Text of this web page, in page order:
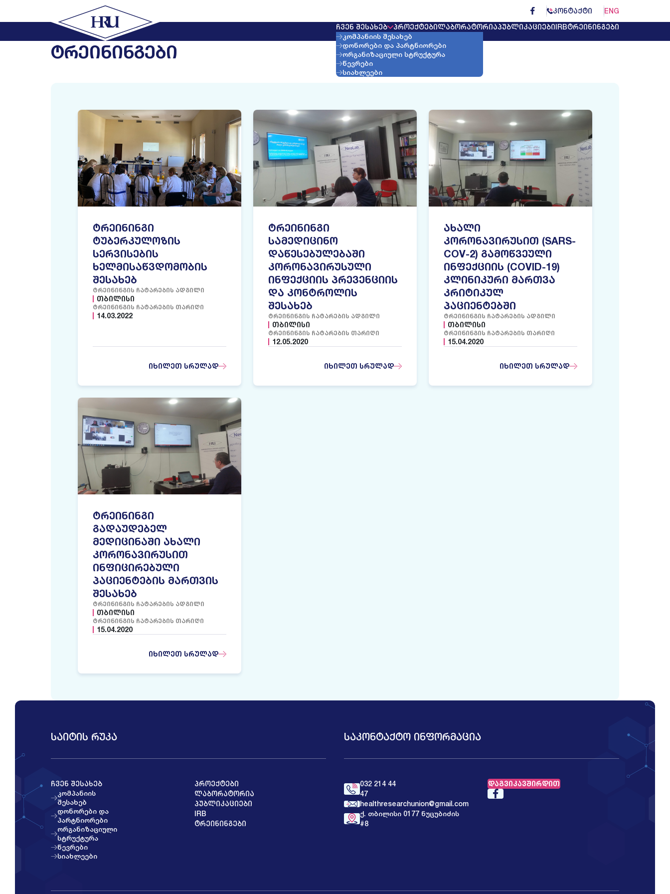
ᲙᲝᲜᲢᲐᲥᲢᲘ
ENG
ᲩᲕᲔᲜ ᲨᲔᲡᲐᲮᲔᲑ
კომპანიის შესახებ
დონორები და პარტნიორები
ორგანიზაციული სტრუქტურა
წევრები
სიახლეები
ᲞᲠᲝᲔᲥᲢᲔᲑᲘᲚᲐᲑᲝᲠᲐᲢᲝᲠᲘᲐᲞᲣᲑᲚᲘᲙᲐᲪᲘᲔᲑᲘIRBᲢᲠᲔᲘᲜᲘᲜᲒᲔᲑᲘ
ᲢᲠᲔᲘᲜᲘᲜᲒᲔᲑᲘ
ᲢᲠᲔᲘᲜᲘᲜᲒᲘ
ᲢᲣᲑᲔᲠᲙᲣᲚᲝᲖᲘᲡ
ᲡᲔᲠᲕᲘᲡᲔᲑᲘᲡ
ᲮᲔᲚᲛᲘᲡᲐᲬᲕᲓᲝᲛᲝᲑᲘᲡ
ᲨᲔᲡᲐᲮᲔᲑ
ᲢᲠᲔᲘᲜᲘᲜᲒᲘᲡ ᲩᲐᲢᲐᲠᲔᲑᲘᲡ ᲐᲓᲒᲘᲚᲘ
ᲗᲑᲘᲚᲘᲡᲘ
ᲢᲠᲔᲘᲜᲘᲜᲒᲘᲡ ᲩᲐᲢᲐᲠᲔᲑᲘᲡ ᲗᲐᲠᲘᲦᲘ
14.03.2022
ᲘᲮᲘᲚᲔᲗ ᲡᲠᲣᲚᲐᲓ
ᲢᲠᲔᲘᲜᲘᲜᲒᲘ
ᲡᲐᲛᲔᲓᲘᲪᲘᲜᲝ
ᲓᲐᲬᲔᲡᲔᲑᲣᲚᲔᲑᲐᲨᲘ
ᲙᲝᲠᲝᲜᲐᲕᲘᲠᲣᲡᲣᲚᲘ
ᲘᲜᲤᲔᲥᲪᲘᲘᲡ ᲞᲠᲔᲕᲔᲜᲪᲘᲘᲡ
ᲓᲐ ᲙᲝᲜᲢᲠᲝᲚᲘᲡ
ᲨᲔᲡᲐᲮᲔᲑ
ᲢᲠᲔᲘᲜᲘᲜᲒᲘᲡ ᲩᲐᲢᲐᲠᲔᲑᲘᲡ ᲐᲓᲒᲘᲚᲘ
ᲗᲑᲘᲚᲘᲡᲘ
ᲢᲠᲔᲘᲜᲘᲜᲒᲘᲡ ᲩᲐᲢᲐᲠᲔᲑᲘᲡ ᲗᲐᲠᲘᲦᲘ
12.05.2020
ᲘᲮᲘᲚᲔᲗ ᲡᲠᲣᲚᲐᲓ
ᲐᲮᲐᲚᲘ
ᲙᲝᲠᲝᲜᲐᲕᲘᲠᲣᲡᲘᲗ (SARS-
COV-2) ᲒᲐᲛᲝᲬᲕᲔᲣᲚᲘ
ᲘᲜᲤᲔᲥᲪᲘᲘᲡ (COVID-19)
ᲙᲚᲘᲜᲘᲙᲣᲠᲘ ᲛᲐᲠᲗᲕᲐ
ᲙᲠᲘᲢᲘᲙᲣᲚ
ᲞᲐᲪᲘᲔᲜᲢᲔᲑᲨᲘ
ᲢᲠᲔᲘᲜᲘᲜᲒᲘᲡ ᲩᲐᲢᲐᲠᲔᲑᲘᲡ ᲐᲓᲒᲘᲚᲘ
ᲗᲑᲘᲚᲘᲡᲘ
ᲢᲠᲔᲘᲜᲘᲜᲒᲘᲡ ᲩᲐᲢᲐᲠᲔᲑᲘᲡ ᲗᲐᲠᲘᲦᲘ
15.04.2020
ᲘᲮᲘᲚᲔᲗ ᲡᲠᲣᲚᲐᲓ
ᲢᲠᲔᲘᲜᲘᲜᲒᲘ
ᲒᲐᲓᲐᲣᲓᲔᲑᲔᲚ
ᲛᲔᲓᲘᲪᲘᲜᲐᲨᲘ ᲐᲮᲐᲚᲘ
ᲙᲝᲠᲝᲜᲐᲕᲘᲠᲣᲡᲘᲗ
ᲘᲜᲤᲘᲪᲘᲠᲔᲑᲣᲚᲘ
ᲞᲐᲪᲘᲔᲜᲢᲔᲑᲘᲡ ᲛᲐᲠᲗᲕᲘᲡ
ᲨᲔᲡᲐᲮᲔᲑ
ᲢᲠᲔᲘᲜᲘᲜᲒᲘᲡ ᲩᲐᲢᲐᲠᲔᲑᲘᲡ ᲐᲓᲒᲘᲚᲘ
ᲗᲑᲘᲚᲘᲡᲘ
ᲢᲠᲔᲘᲜᲘᲜᲒᲘᲡ ᲩᲐᲢᲐᲠᲔᲑᲘᲡ ᲗᲐᲠᲘᲦᲘ
15.04.2020
ᲘᲮᲘᲚᲔᲗ ᲡᲠᲣᲚᲐᲓ
ᲡᲐᲘᲢᲘᲡ ᲠᲣᲙᲐ
ᲩᲕᲔᲜ ᲨᲔᲡᲐᲮᲔᲑ
კომპანიის
შესახებ
დონორები და
პარტნიორები
ორგანიზაციული
სტრუქტურა
წევრები
სიახლეები
ᲞᲠᲝᲔᲥᲢᲔᲑᲘ
ᲚᲐᲑᲝᲠᲐᲢᲝᲠᲘᲐ
ᲞᲣᲑᲚᲘᲙᲐᲪᲘᲔᲑᲘ
IRB
ᲢᲠᲔᲘᲜᲘᲜᲒᲔᲑᲘ
ᲡᲐᲙᲝᲜᲢᲐᲥᲢᲝ ᲘᲜᲤᲝᲠᲛᲐᲪᲘᲐ
032 214 44
47
healthresearchunion@gmail.com
ქ. თბილისი 0177 ნუცუბიძის
#8
ᲓᲐᲒᲕᲘᲙᲐᲕᲨᲘᲠᲓᲘᲗ